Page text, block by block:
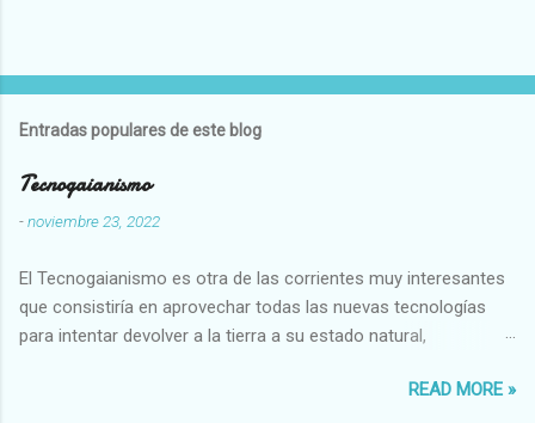
Entradas populares de este blog
Tecnogaianismo
-noviembre 23, 2022
El Tecnogaianismo es otra de las corrientes muy interesantes
que consistiría en aprovechar todas las nuevas tecnologías
para intentar devolver a la tierra a su estado natural,
READ MORE »